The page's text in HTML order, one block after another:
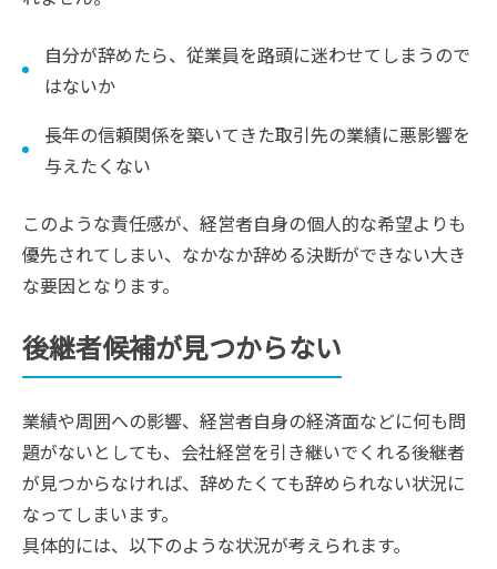
自分が辞めたら、従業員を路頭に迷わせてしまうので
はないか
長年の信頼関係を築いてきた取引先の業績に悪影響を
与えたくない
このような責任感が、経営者自身の個人的な希望よりも
優先されてしまい、なかなか辞める決断ができない大き
な要因となります。
後継者候補が見つからない
業績や周囲への影響、経営者自身の経済面などに何も問
題がないとしても、会社経営を引き継いでくれる後継者
が見つからなければ、辞めたくても辞められない状況に
なってしまいます。
具体的には、以下のような状況が考えられます。